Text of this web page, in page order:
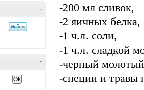
-
-
-200 мл сливок,
-2 яичных белка,
-1 ч.л. соли,
-1 ч.л. сладкой
-черный
-специи и травы